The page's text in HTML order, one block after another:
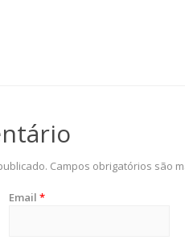
Campos obrigatórios são
Email *